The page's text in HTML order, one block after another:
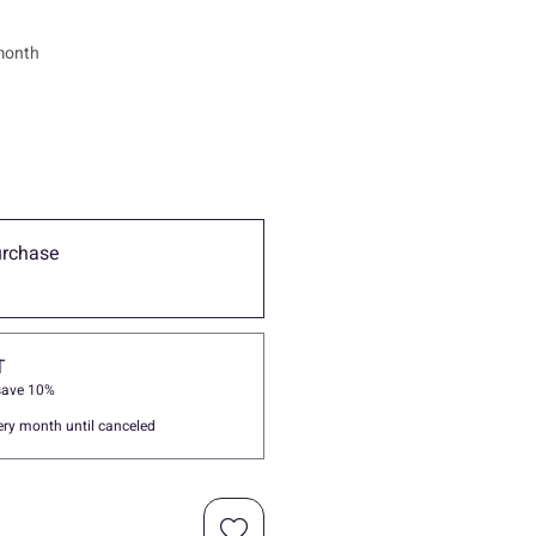
10%
month until canceled